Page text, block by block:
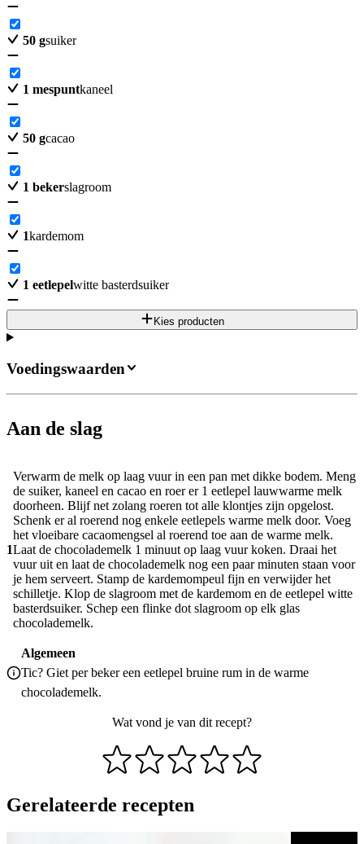
50 gsuiker
1 mespuntkaneel
50 gcacao
1 bekerslagroom
1kardemom
1 eetlepelwitte basterdsuiker
Kies producten
Aan de slag
1
Verwarm de melk op laag vuur in een pan met dikke bodem. Meng
de suiker, kaneel en cacao en roer er 1 eetlepel lauwwarme melk
doorheen. Blijf net zolang roeren tot alle klontjes zijn opgelost.
Schenk er al roerend nog enkele eetlepels warme melk door. Voeg
het vloeibare cacaomengsel al roerend toe aan de warme melk.
Laat de chocolademelk 1 minuut op laag vuur koken. Draai het
vuur uit en laat de chocolademelk nog een paar minuten staan voor
je hem serveert. Stamp de kardemompeul fijn en verwijder het
schilletje. Klop de slagroom met de kardemom en de eetlepel witte
basterdsuiker. Schep een flinke dot slagroom op elk glas
chocolademelk.
Algemeen
Tic? Giet per beker een eetlepel bruine rum in de warme
chocolademelk.
Wat vond je van dit recept?
Voedingswaarden
Gerelateerde recepten